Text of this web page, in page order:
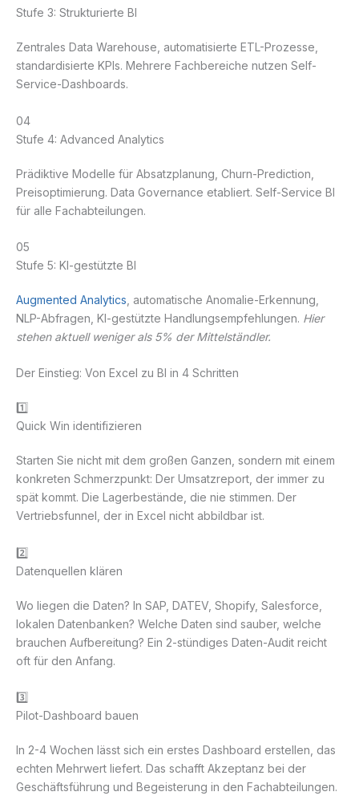
Stufe 3: Strukturierte BI
Zentrales Data Warehouse, automatisierte ETL-Prozesse,
standardisierte KPIs. Mehrere Fachbereiche nutzen Self-
Service-Dashboards.
04
Stufe 4: Advanced Analytics
Prädiktive Modelle für Absatzplanung, Churn-Prediction,
Preisoptimierung. Data Governance etabliert. Self-Service BI
für alle Fachabteilungen.
05
Stufe 5: KI-gestützte BI
Augmented Analytics , automatische Anomalie-Erkennung,
NLP-Abfragen, KI-gestützte Handlungsempfehlungen. Hier
stehen aktuell weniger als 5% der Mittelständler.
Der Einstieg: Von Excel zu BI in 4 Schritten
1️⃣
Quick Win identifizieren
Starten Sie nicht mit dem großen Ganzen, sondern mit einem
konkreten Schmerzpunkt: Der Umsatzreport, der immer zu
spät kommt. Die Lagerbestände, die nie stimmen. Der
Vertriebsfunnel, der in Excel nicht abbildbar ist.
2️⃣
Datenquellen klären
Wo liegen die Daten? In SAP, DATEV, Shopify, Salesforce,
lokalen Datenbanken? Welche Daten sind sauber, welche
brauchen Aufbereitung? Ein 2-stündiges Daten-Audit reicht
oft für den Anfang.
3️⃣
Pilot-Dashboard bauen
In 2-4 Wochen lässt sich ein erstes Dashboard erstellen, das
echten Mehrwert liefert. Das schafft Akzeptanz bei der
Geschäftsführung und Begeisterung in den Fachabteilungen.